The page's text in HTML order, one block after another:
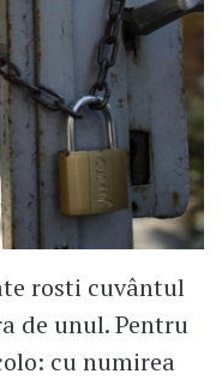
rosti cuvântul
de unul. Pentru
cu numirea